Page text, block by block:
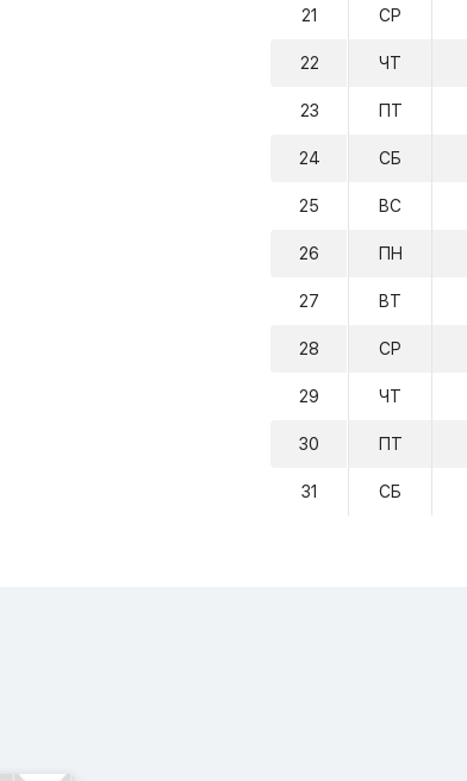
21 СР
22 ЧТ
23 ПТ
24 СБ
25 ВС
26 ПН
27 ВТ
28 СР
29 ЧТ
30 ПТ
31 СБ